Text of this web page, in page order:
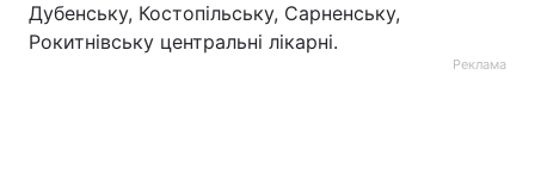
Дубенську, Костопільську, Сарненську,
Рокитнівську центральні лікарні.
Реклама